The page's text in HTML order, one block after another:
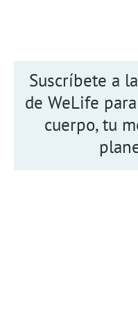
Suscríbete a
de WeLife
cuerpo, tu